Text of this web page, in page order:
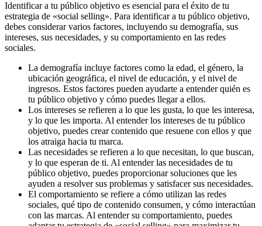
Identificar a tu público objetivo es esencial para el éxito de tu
estrategia de «social selling». Para identificar a tu público objetivo,
debes considerar varios factores, incluyendo su demografía, sus
intereses, sus necesidades, y su comportamiento en las redes
sociales.
La demografía incluye factores como la edad, el género, la
ubicación geográfica, el nivel de educación, y el nivel de
ingresos. Estos factores pueden ayudarte a entender quién es
tu público objetivo y cómo puedes llegar a ellos.
Los intereses se refieren a lo que les gusta, lo que les interesa,
y lo que les importa. Al entender los intereses de tu público
objetivo, puedes crear contenido que resuene con ellos y que
los atraiga hacia tu marca.
Las necesidades se refieren a lo que necesitan, lo que buscan,
y lo que esperan de ti. Al entender las necesidades de tu
público objetivo, puedes proporcionar soluciones que les
ayuden a resolver sus problemas y satisfacer sus necesidades.
El comportamiento se refiere a cómo utilizan las redes
sociales, qué tipo de contenido consumen, y cómo interactúan
con las marcas. Al entender su comportamiento, puedes